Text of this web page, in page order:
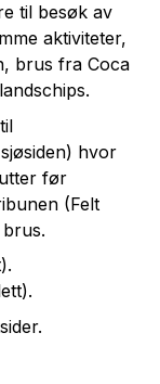
til besøk av
aktiviteter,
brus fra Coca
hvor
før
(Felt